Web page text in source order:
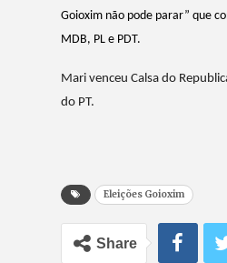
Goioxim não pode parar” que
MDB, PL e PDT.
Mari venceu Calsa do
do PT.
Eleições Goioxim
Share